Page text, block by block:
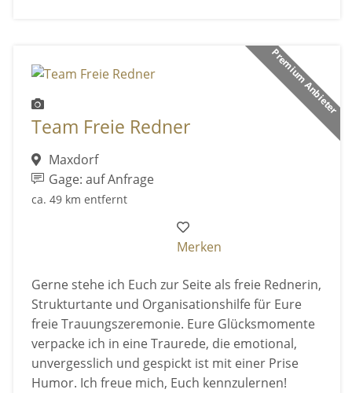
Premium Anbieter
Team Freie Redner
Maxdorf
Gage: auf Anfrage
ca. 49 km entfernt
Merken
Gerne stehe ich Euch zur Seite als freie Rednerin,
Strukturtante und Organisationshilfe für Eure
freie Trauungszeremonie. Eure Glücksmomente
verpacke ich in eine Traurede, die emotional,
unvergesslich und gespickt ist mit einer Prise
Humor. Ich freue mich, Euch kennzulernen!